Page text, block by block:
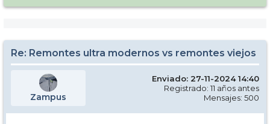
Re: Remontes ultra modernos vs remontes viejos
Zampus
Enviado: 27-11-2024 14:40
Registrado: 11 años antes
Mensajes: 500